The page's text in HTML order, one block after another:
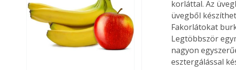
kikapcsolódást és feltöltődést
is jelent.
korláttal. Az
üvegből
Fakorlátokat
Legtöbbször
nagyon
esztergálással